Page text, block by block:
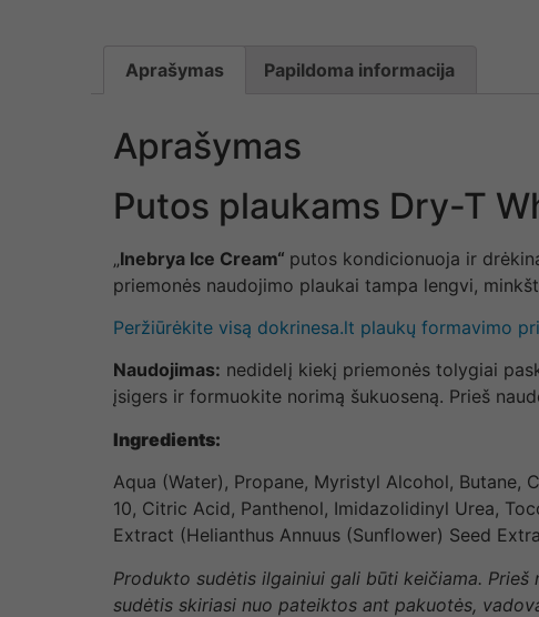
Aprašymas Papildoma informacija
Aprašymas
Putos plaukams Dry-T
„Inebrya Ice Cream“ putos kondicionuoja ir
priemonės naudojimo plaukai tampa lengvi,
Peržiūrėkite visą dokrinesa.lt plaukų formavimo
Naudojimas: nedidelį kiekį priemonės tolygiai
įsigers ir formuokite norimą šukuoseną. Prieš
Ingredients:
Aqua (Water), Propane, Myristyl Alcohol, Butane,
10, Citric Acid, Panthenol, Imidazolidinyl Urea,
Extract (Helianthus Annuus (Sunflower) Seed
Produkto sudėtis ilgainiui gali būti keičiama.
sudėtis skiriasi nuo pateiktos ant pakuotės,